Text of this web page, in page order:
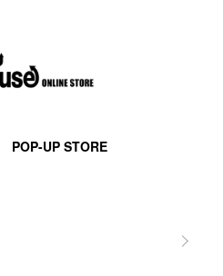
POP-UP STORE